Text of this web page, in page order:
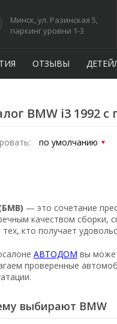
Минск, ул. Разинская 5,
паркинг уровни 1-3
ОТЗЫВЫ
BMW i3 1992 с
— это сочетание
качеством сборки,
кто получает
АВТОДОМ вы
проверенные
выбирают BMW